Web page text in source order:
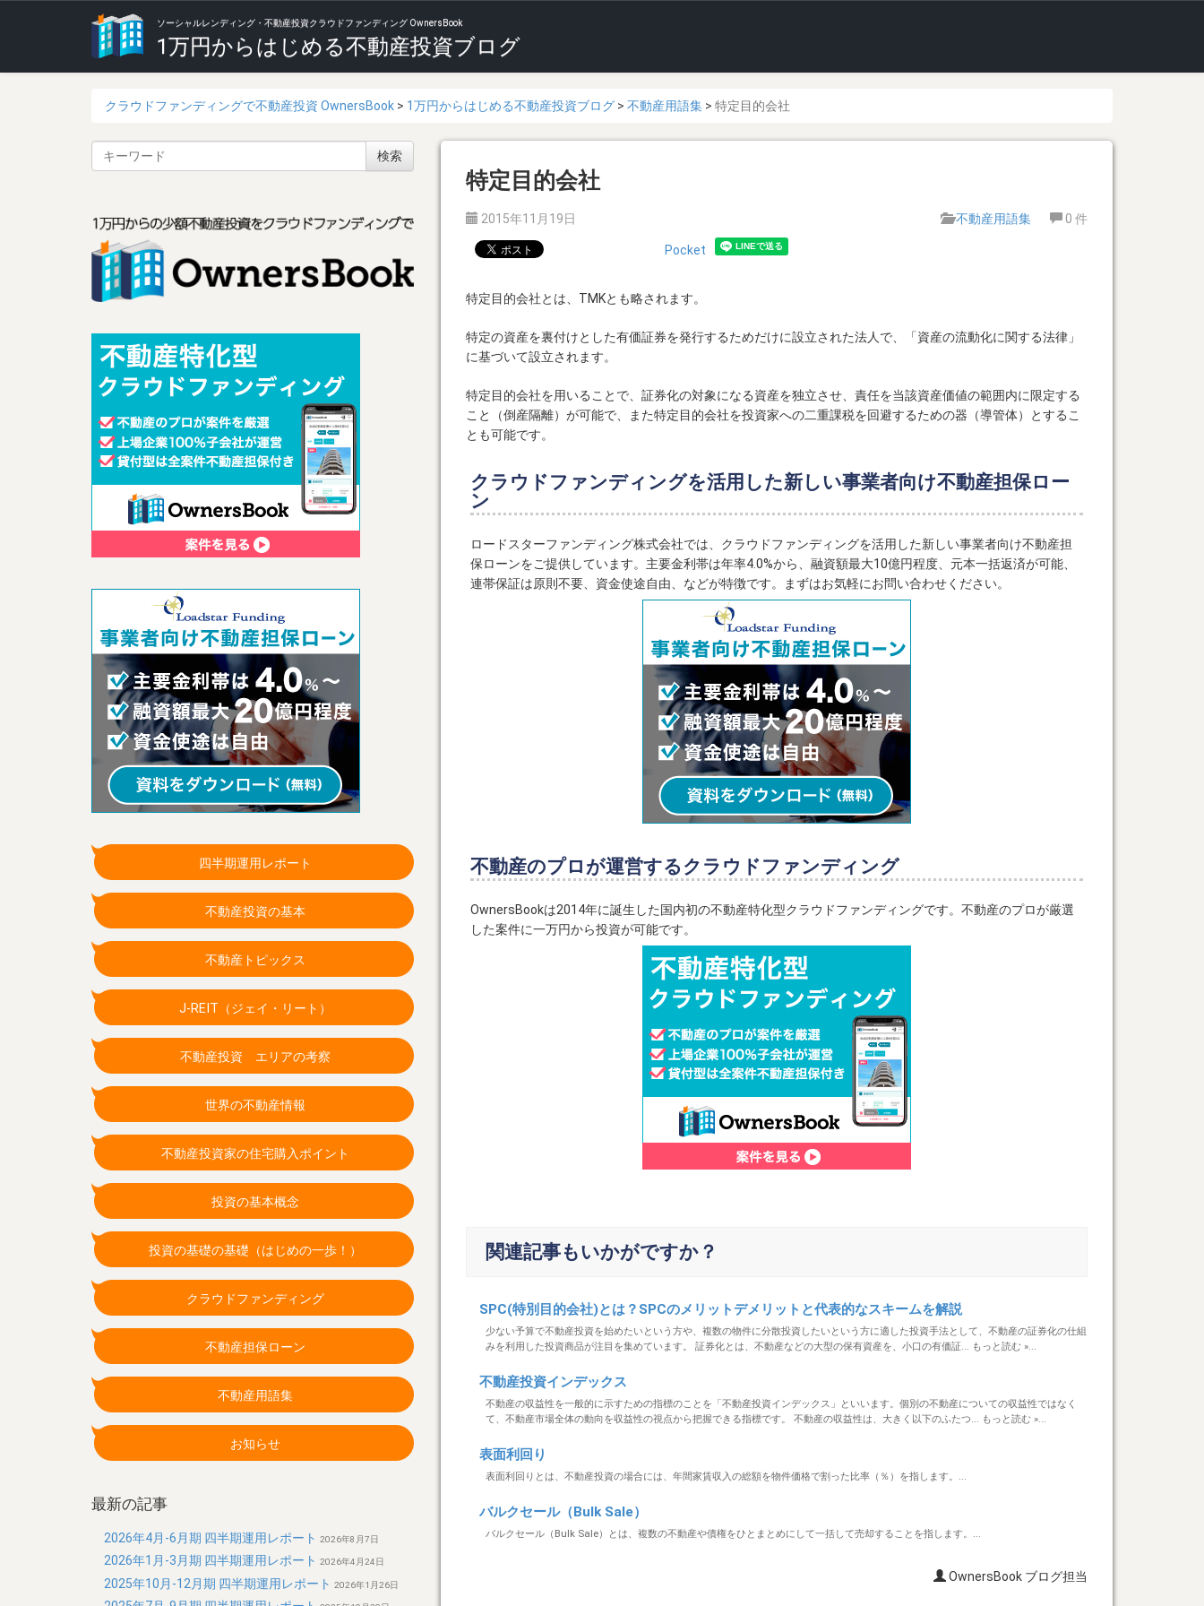
ソーシャルレンディング・不動産投資クラウドファンディング OwnersBook
1万円からはじめる不動産投資ブログ
クラウドファンディングで不動産投資 OwnersBook 1万円からはじめる不動産投資ブログ 不動産用語集 特定目的会社
特定目的会社
2015年11月19日 0 件
不動産用語集
Pocket
特定目的会社とは、TMKとも略されます。
特定の資産を裏付けとした有価証券を発行するためだけに設立された法人で、「資産の流動化に関する法律」
に基づいて設立されます。
特定目的会社を用いることで、証券化の対象になる資産を独立させ、責任を当該資産価値の範囲内に限定する
こと（倒産隔離）が可能で、また特定目的会社を投資家への二重課税を回避するための器（導管体）とするこ
とも可能です。
クラウドファンディングを活用した新しい事業者向け不動産担保ロー
ン
ロードスターファンディング株式会社では、クラウドファンディングを活用した新しい事業者向け不動産担
保ローンをご提供しています。主要金利帯は年率4.0%から、融資額最大10億円程度、元本一括返済が可能、
連帯保証は原則不要、資金使途自由、などが特徴です。まずはお気軽にお問い合わせください。
不動産のプロが運営するクラウドファンディング
OwnersBookは2014年に誕生した国内初の不動産特化型クラウドファンディングです。不動産のプロが厳選
した案件に一万円から投資が可能です。
関連記事もいかがですか？
SPC(特別目的会社)とは？SPCのメリットデメリットと代表的なスキームを解説
少ない予算で不動産投資を始めたいという方や、複数の物件に分散投資したいという方に適した投資手法として、不動産の証券化の仕組
みを利用した投資商品が注目を集めています。 証券化とは、不動産などの大型の保有資産を、小口の有価証... もっと読む »...
不動産投資インデックス
不動産の収益性を一般的に示すための指標のことを「不動産投資インデックス」といいます。個別の不動産についての収益性ではなく
て、不動産市場全体の動向を収益性の視点から把握できる指標です。 不動産の収益性は、大きく以下のふたつ... もっと読む »...
表面利回り
表面利回りとは、不動産投資の場合には、年間家賃収入の総額を物件価格で割った比率（％）を指します。...
バルクセール（Bulk Sale）
バルクセール（Bulk Sale）とは、複数の不動産や債権をひとまとめにして一括して売却することを指します。...
OwnersBook ブログ担当
イ
検
索
検索
四半期運用レポート
不動産投資の基本
不動産トピックス
J-REIT（ジェイ・リート）
不動産投資 エリアの考察
世界の不動産情報
不動産投資家の住宅購入ポイント
投資の基本概念
投資の基礎の基礎（はじめの一歩！）
クラウドファンディング
不動産担保ローン
不動産用語集
お知らせ
最新の記事
2026年4月-6月期 四半期運用レポート 2026年8月7日
2026年1月-3月期 四半期運用レポート 2026年4月24日
2025年10月-12月期 四半期運用レポート 2026年1月26日